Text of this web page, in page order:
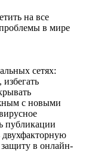
на все
в мире
сетях:
с новыми
публикации
двухфакторную
в онлайн-